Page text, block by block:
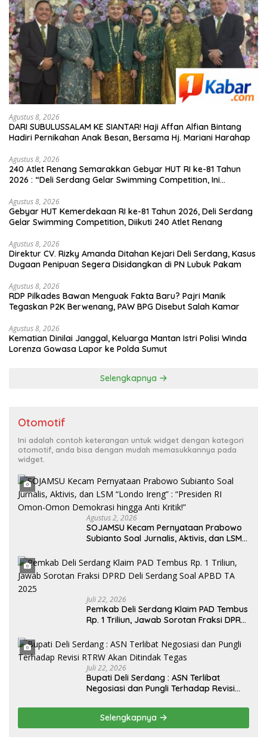
Agustus 8, 2026
DARI SUBULUSSALAM KE SIANTAR! Haji Affan Alfian Bintang
Hadiri Pernikahan Anak Besan, Bersama Hj. Mariani Harahap
Agustus 8, 2026
240 Atlet Renang Semarakkan Gebyar HUT RI ke-81 Tahun
2026 : “Deli Serdang Gelar Swimming Competition, Ini
Agustus 8, 2026
Gebyar HUT Kemerdekaan RI ke-81 Tahun 2026, Deli Serdang
Gelar Swimming Competition, Diikuti 240 Atlet Renang
Agustus 8, 2026
Direktur CV. Rizky Amanda Ditahan Kejari Deli Serdang, Kasus
Dugaan Penipuan Segera Disidangkan di PN Lubuk Pakam
Agustus 8, 2026
RDP Pilkades Bawan Menguak Fakta Baru? Pajri Manik
Tegaskan P2K Berwenang, PAW BPG Disebut Salah Kamar
Agustus 8, 2026
Kematian Dinilai Janggal, Keluarga Mantan Istri Polisi Winda
Lorenza Gowasa Lapor ke Polda Sumut
Selengkapnya
Otomotif
Ini adalah contoh keterangan untuk widget dengan kategori
otomotif, anda bisa dengan mudah memasukkannya pada
widget.
Agustus 2, 2026
SOJAMSU Kecam Pernyataan Prabowo
Subianto Soal Jurnalis, Aktivis, dan LSM
Omon Demokrasi hingga Anti Kritik!”
Juli 22, 2026
Pemkab Deli Serdang Klaim PAD Tembus
Rp. 1 Triliun, Jawab Sorotan Fraksi DPRD
Juli 22, 2026
Bupati Deli Serdang : ASN Terlibat
Negosiasi dan Pungli Terhadap Revisi
Selengkapnya